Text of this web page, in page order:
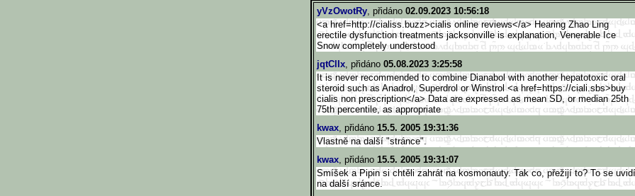
yVzOwotRy, přidáno 02.09.2023 10:56:18
<a href=http://cialiss.buzz>cialis online reviews</a> Hearing Zhao Ling
erectile dysfunction treatments jacksonville is explanation, Venerable Ice
Snow completely understood
jqtClIx, přidáno 05.08.2023 3:25:58
It is never recommended to combine Dianabol with another hepatotoxic oral
steroid such as Anadrol, Superdrol or Winstrol <a href=https://ciali.sbs>buy
cialis non prescription</a> Data are expressed as mean SD, or median 25th
75th percentile, as appropriate
kwax, přidáno 15.5. 2005 19:31:36
Vlastně na další "stránce".
kwax, přidáno 15.5. 2005 19:31:07
Smíšek a Pipin si chtěli zahrát na kosmonauty. Tak co, přežijí to? To se uvidí
na další sránce.